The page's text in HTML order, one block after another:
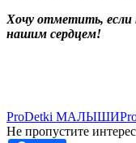
Хочу отметить, если
нашим сердцем!
ProDetki МАЛЫШИ
Не пропустите